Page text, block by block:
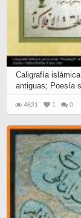
Caligrafía
antiguas; Poesía
4621 1 0